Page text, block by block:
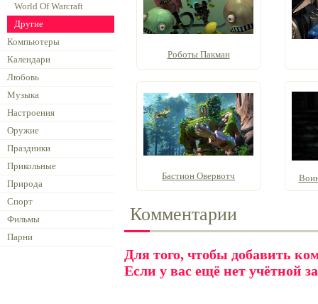
World Of Warcraft
Другие
Компьютеры
Календари
Любовь
Музыка
Настроения
Оружие
Праздники
Прикольные
Природа
Спорт
Фильмы
Парни
Роботы Пакман
Бастион Овервотч
Комментарии
Для того, чтобы добавить
Если у вас ещё нет учётной